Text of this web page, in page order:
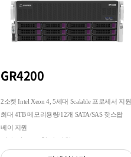
GR4200
2소켓 Intel Xeon 4, 5세대 Scalable 프로세서 지원
최대 4TB 메모리용량/12개 SATA/SAS 핫스왑
베이 지원
다수의 GPU 확장 지원